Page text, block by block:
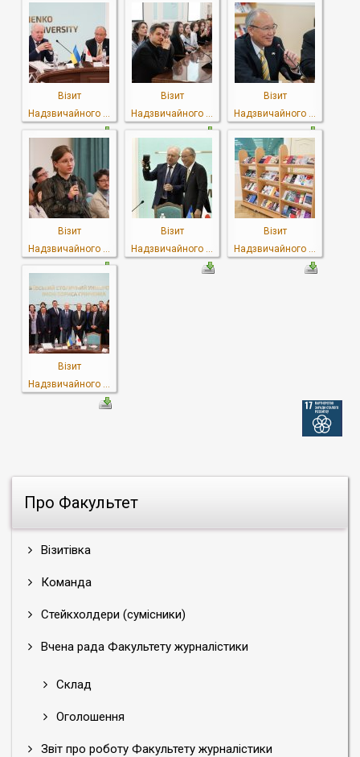
Про Факультет
Візитівка
Команда
Стейкхолдери (сумісники)
Вчена рада Факультету журналістики
Склад
Оголошення
Звіт про роботу Факультету журналістики
Візит
Надзвичайного ...
Візит
Надзвичайного ...
Візит
Надзвичайного ...
Візит
Надзвичайного ...
Візит
Надзвичайного ...
Візит
Надзвичайного ...
Візит
Надзвичайного ...